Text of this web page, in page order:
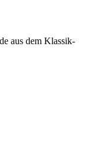
aus dem Klassik-